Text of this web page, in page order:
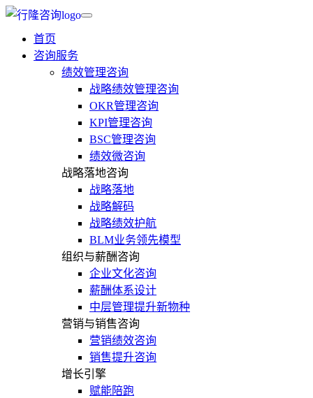
首页
咨询服务
绩效管理咨询
战略绩效管理咨询
OKR管理咨询
KPI管理咨询
BSC管理咨询
绩效微咨询
战略落地咨询
战略落地
战略解码
战略绩效护航
BLM业务领先模型
组织与薪酬咨询
企业文化咨询
薪酬体系设计
中层管理提升新物种
营销与销售咨询
营销绩效咨询
销售提升咨询
增长引擎
赋能陪跑